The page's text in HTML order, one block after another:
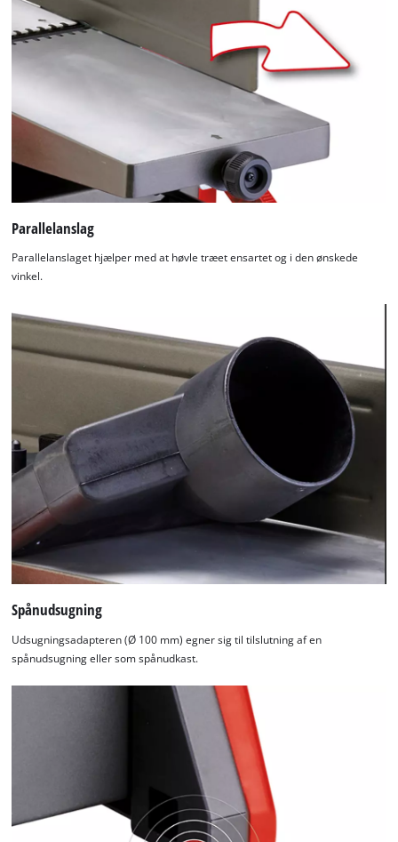
Parallelanslag
Parallelanslaget hjælper med at høvle træet ensartet og i den ønskede
vinkel.
Spånudsugning
Udsugningsadapteren (Ø 100 mm) egner sig til tilslutning af en
spånudsugning eller som spånudkast.